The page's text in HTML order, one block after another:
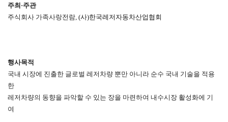
주최 ·주관
주식회사 가족사랑전람, (사)한국레저자동차산업협회
행사목적
국내 시장에 진출한 글로벌 레저차량 뿐만 아니라 순수 국내 기술을 적용
한
레저차량의 동향을 파악할 수 있는 장을 마련하여 내수시장 활성화에 기
여